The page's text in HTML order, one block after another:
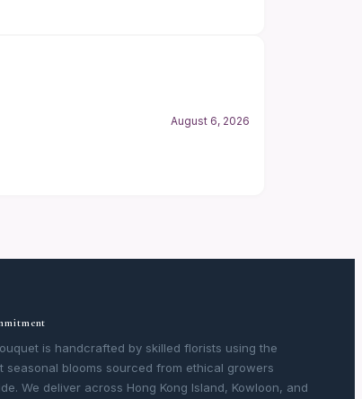
August 6, 2026
is handcrafted by skilled florists using the
seasonal blooms sourced from ethical growers
We deliver across Hong Kong Island, Kowloon, and